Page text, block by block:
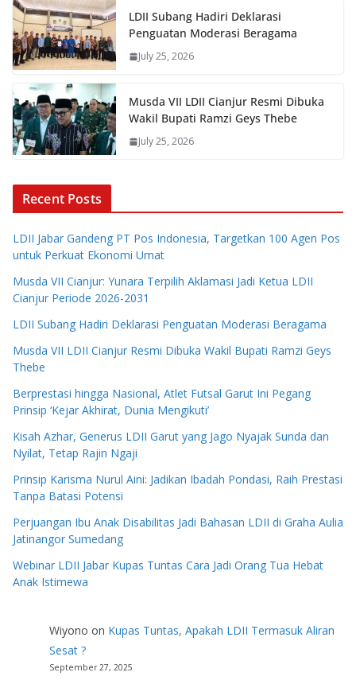
LDII Subang Hadiri Deklarasi
Penguatan Moderasi Beragama
July 25, 2026
Musda VII LDII Cianjur Resmi Dibuka
Wakil Bupati Ramzi Geys Thebe
July 25, 2026
Recent Posts
LDII Jabar Gandeng PT Pos Indonesia, Targetkan 100 Agen Pos
untuk Perkuat Ekonomi Umat
Musda VII Cianjur: Yunara Terpilih Aklamasi Jadi Ketua LDII
Cianjur Periode 2026-2031
LDII Subang Hadiri Deklarasi Penguatan Moderasi Beragama
Musda VII LDII Cianjur Resmi Dibuka Wakil Bupati Ramzi Geys
Thebe
Berprestasi hingga Nasional, Atlet Futsal Garut Ini Pegang
Prinsip ‘Kejar Akhirat, Dunia Mengikuti’
Kisah Azhar, Generus LDII Garut yang Jago Nyajak Sunda dan
Nyilat, Tetap Rajin Ngaji
Prinsip Karisma Nurul Aini: Jadikan Ibadah Pondasi, Raih Prestasi
Tanpa Batasi Potensi
Perjuangan Ibu Anak Disabilitas Jadi Bahasan LDII di Graha Aulia
Jatinangor Sumedang
Webinar LDII Jabar Kupas Tuntas Cara Jadi Orang Tua Hebat
Anak Istimewa
Wiyono on Kupas Tuntas, Apakah LDII Termasuk Aliran
Sesat ?
September 27, 2025